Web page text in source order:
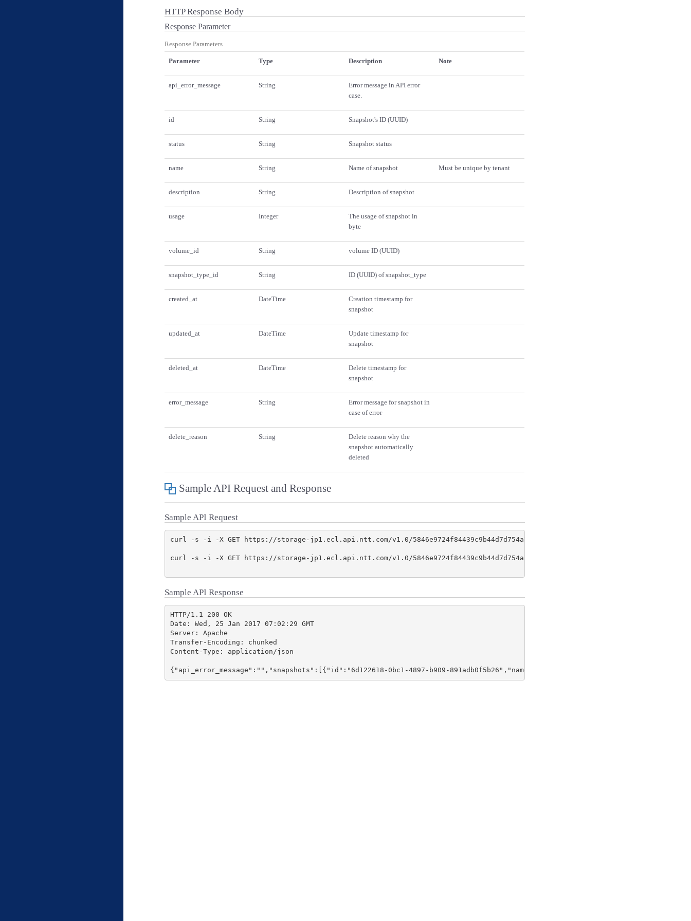
HTTP Response Body
Response Parameter
Response Parameters
Parameter Type Description Note
api_error_message String
Error message in API error
case.
id String Snapshot's ID (UUID)
status String Snapshot status
name String Name of snapshot Must be unique by tenant
description String Description of snapshot
usage Integer
The usage of snapshot in
byte
volume_id String volume ID (UUID)
snapshot_type_id String ID (UUID) of snapshot_type
created_at DateTime
Creation timestamp for
snapshot
updated_at DateTime
Update timestamp for
snapshot
deleted_at DateTime
Delete timestamp for
snapshot
error_message String
Error message for snapshot in
case of error
delete_reason String
Delete reason why the
snapshot automatically
deleted
Sample API Request and Response
Sample API Request
curl -s -i -X GET https://storage-jp1.ecl.api.ntt.com/v1.0/5846e9724f84439c9b44d7d754a70b96/snapshots -H 'Content-type:
curl -s -i -X GET https://storage-jp1.ecl.api.ntt.com/v1.0/5846e9724f84439c9b44d7d754a70b96/snapshots?volume_id=6cd24c70-
Sample API Response
HTTP/1.1 200 OK
Date: Wed, 25 Jan 2017 07:02:29 GMT
Server: Apache
Transfer-Encoding: chunked
Content-Type: application/json